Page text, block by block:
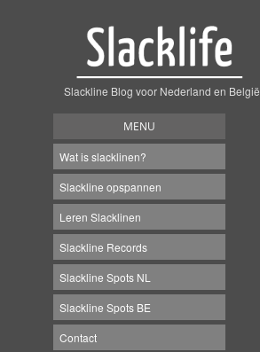
Slackline Blog voor Nederland en België
MENU
Wat is slacklinen?
Slackline opspannen
Leren Slacklinen
Slackline Records
Slackline Spots NL
Slackline Spots BE
Contact